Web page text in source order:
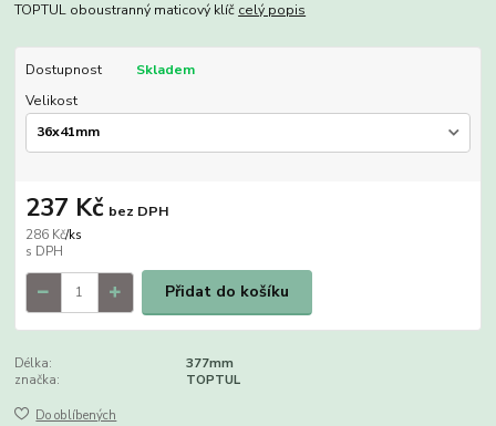
TOPTUL oboustranný maticový klíč celý popis
Dostupnost
Skladem
Velikost
286 Kč/ks
237 Kč bez DPH
Přidat do košíku
Délka:
377mm
značka:
TOPTUL
Do oblíbených